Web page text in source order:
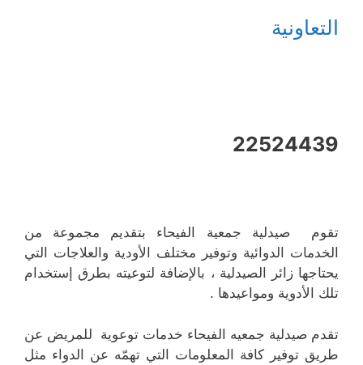
التعاونية
22524439
تقوم صيدلية جمعية الفيحاء بتقديم مجموعة من
الخدمات الدوائية وتوفير مختلف الأودية والعلاجات التي
يحتاجها زائر الصيدلية ، بالإضافة لتوعيته بطرق إستخدام
تلك الأدوية ومواعيدها .
تقدم صيدلية جمعيه الفيحاء خدمات توعوية للمريض عن
طريق توفير كافة المعلومات التي تهمّه عن الدواء مثل